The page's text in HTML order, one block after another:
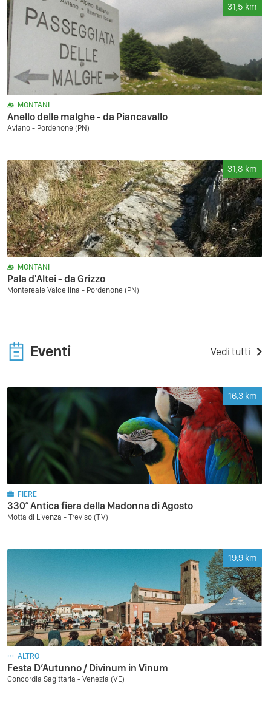
31,5 km
MONTANI
Anello delle malghe - da Piancavallo
Aviano - Pordenone (PN)
31,8 km
MONTANI
Pala d'Altei - da Grizzo
Montereale Valcellina - Pordenone (PN)
Eventi Vedi tutti
16,3 km
FIERE
330° Antica fiera della Madonna di Agosto
Motta di Livenza - Treviso (TV)
19,9 km
ALTRO
Festa D’Autunno / Divinum in Vinum
Concordia Sagittaria - Venezia (VE)